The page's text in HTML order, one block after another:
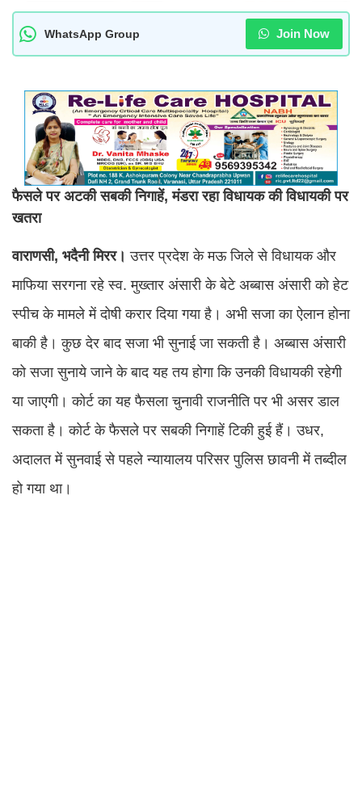
WhatsApp Group Join Now
फैसले पर अटकी सबकी निगाहें, मंडरा रहा विधायक की विधायकी पर
खतरा
वाराणसी, भदैनी मिरर।उत्तर प्रदेश के मऊ जिले से विधायक और
माफिया सरगना रहे स्व. मुख्तार अंसारी के बेटे अब्बास अंसारी को हेट
स्पीच के मामले में दोषी करार दिया गया है। अभी सजा का ऐलान होना
बाकी है। कुछ देर बाद सजा भी सुनाई जा सकती है। अब्बास अंसारी
को सजा सुनाये जाने के बाद यह तय होगा कि उनकी विधायकी रहेगी
या जाएगी। कोर्ट का यह फैसला चुनावी राजनीति पर भी असर डाल
सकता है। कोर्ट के फैसले पर सबकी निगाहें टिकी हुई हैं। उधर,
अदालत में सुनवाई से पहले न्यायालय परिसर पुलिस छावनी में तब्दील
हो गया था।